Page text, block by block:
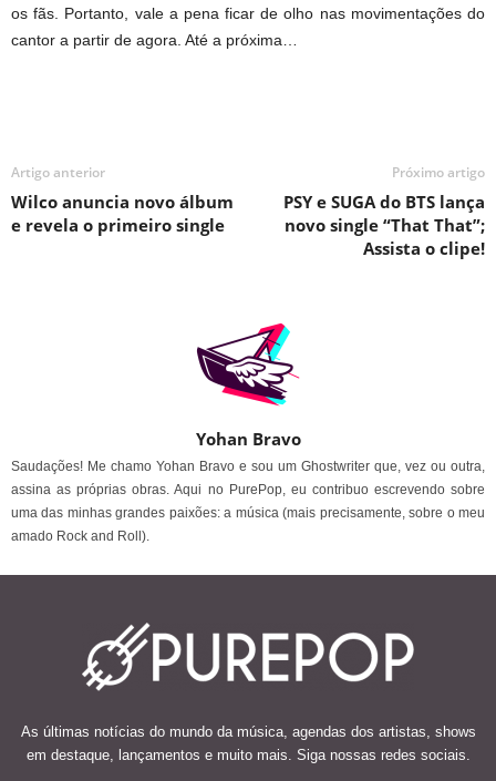
os fãs. Portanto, vale a pena ficar de olho nas movimentações do
cantor a partir de agora. Até a próxima…
Artigo anterior
Wilco anuncia novo álbum
e revela o primeiro single
Próximo artigo
PSY e SUGA do BTS lança
novo single “That That”;
Assista o clipe!
Yohan Bravo
Saudações! Me chamo Yohan Bravo e sou um Ghostwriter que, vez ou outra,
assina as próprias obras. Aqui no PurePop, eu contribuo escrevendo sobre
uma das minhas grandes paixões: a música (mais precisamente, sobre o meu
amado Rock and Roll).
As últimas notícias do mundo da música, agendas dos artistas, shows
em destaque, lançamentos e muito mais. Siga nossas redes sociais.